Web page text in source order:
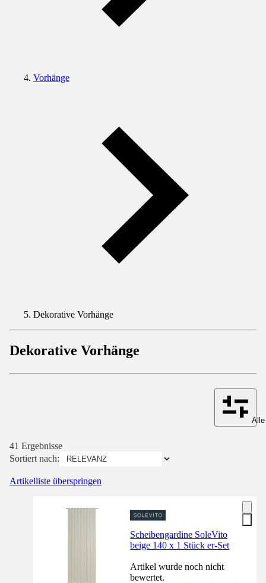
Vorhänge
Dekorative Vorhänge
Dekorative Vorhänge
41 Ergebnisse
Sortiert nach:
Artikelliste überspringen
Scheibengardine SoleVito
beige 140 x 1 Stück er-Set
Artikel wurde noch nicht
bewertet.